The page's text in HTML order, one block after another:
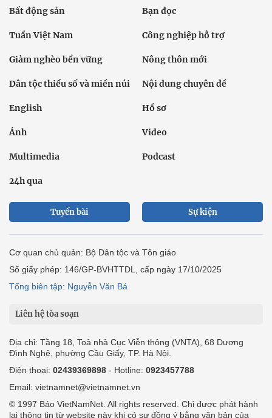
Bất động sản Bạn đọc
Tuần Việt Nam Công nghiệp hỗ trợ
Giảm nghèo bền vững Nông thôn mới
Dân tộc thiểu số và miền núi Nội dung chuyên đề
English Hồ sơ
Ảnh Video
Multimedia Podcast
24h qua
Tuyến bài Sự kiện
Cơ quan chủ quản: Bộ Dân tộc và Tôn giáo
Số giấy phép: 146/GP-BVHTTDL, cấp ngày 17/10/2025
Tổng biên tập: Nguyễn Văn Bá
Liên hệ tòa soạn
Địa chỉ: Tầng 18, Toà nhà Cục Viễn thông (VNTA), 68 Dương
Đình Nghệ, phường Cầu Giấy, TP. Hà Nội.
Điện thoại: 02439369898 - Hotline: 0923457788
Email: vietnamnet@vietnamnet.vn
© 1997 Báo VietNamNet. All rights reserved. Chỉ được phát hành
lại thông tin từ website này khi có sự đồng ý bằng văn bản của